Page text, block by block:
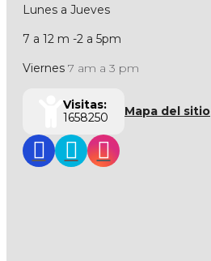
Lunes a Jueves
7 a 12 m -2 a 5pm
Viernes 7 am a 3 pm
Visitas:
1658250
Mapa del sitio